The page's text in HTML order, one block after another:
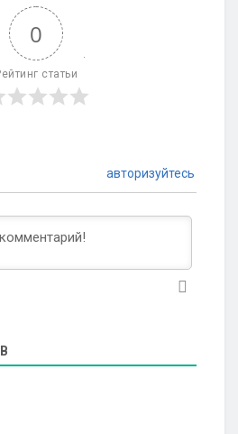
0
статьи
авторизуйтесь